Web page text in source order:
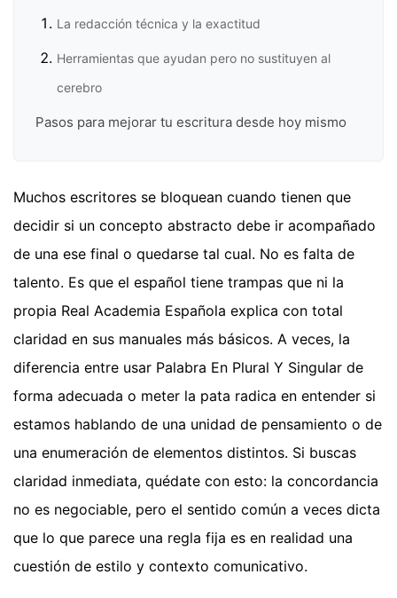
La redacción técnica y la exactitud
Herramientas que ayudan pero no sustituyen al
cerebro
Pasos para mejorar tu escritura desde hoy mismo
Muchos escritores se bloquean cuando tienen que
decidir si un concepto abstracto debe ir acompañado
de una ese final o quedarse tal cual. No es falta de
talento. Es que el español tiene trampas que ni la
propia Real Academia Española explica con total
claridad en sus manuales más básicos. A veces, la
diferencia entre usar Palabra En Plural Y Singular de
forma adecuada o meter la pata radica en entender si
estamos hablando de una unidad de pensamiento o de
una enumeración de elementos distintos. Si buscas
claridad inmediata, quédate con esto: la concordancia
no es negociable, pero el sentido común a veces dicta
que lo que parece una regla fija es en realidad una
cuestión de estilo y contexto comunicativo.